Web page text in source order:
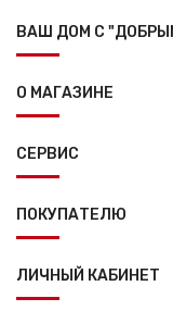
ВАШ ДОМ С
О МАГАЗИНЕ
СЕРВИС
ПОКУПАТЕЛЮ
ЛИЧНЫЙ КАБИНЕТ